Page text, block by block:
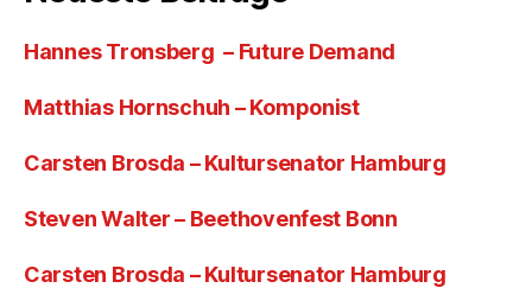
Hannes Tronsberg – Future Demand
Matthias Hornschuh – Komponist
Carsten Brosda – Kultursenator Hamburg
Steven Walter – Beethovenfest Bonn
Carsten Brosda – Kultursenator Hamburg